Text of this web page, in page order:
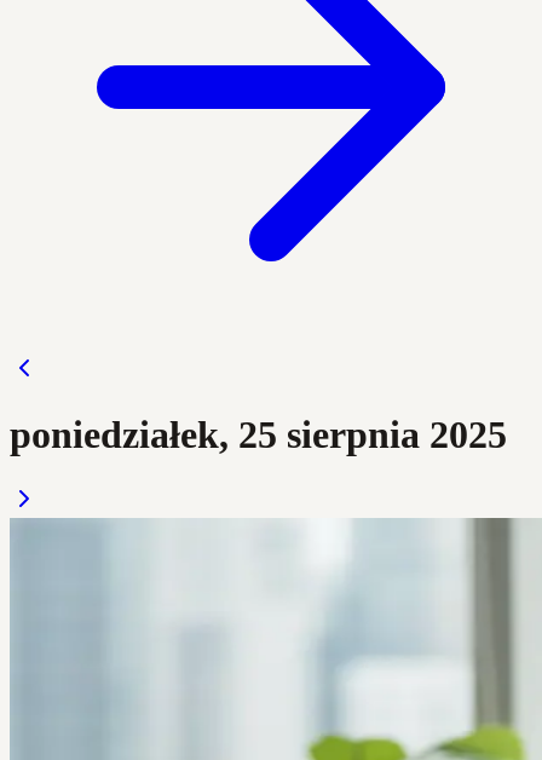
poniedziałek, 25 sierpnia 2025